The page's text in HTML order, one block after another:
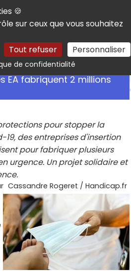
🍪
sur ceux que vous souhaitez
Tout refuser Personnaliser
de confidentialitéRechercher
EA fabriquent 2 millions
pour stopper la
des entreprises d'insertion
pour fabriquer plusieurs
urgence. Un projet solidaire et
Cassandre Rogeret / Handicap.fr